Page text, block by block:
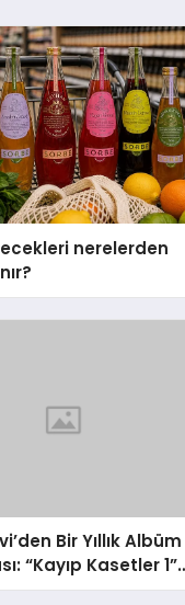
nerelerden
Bir Yıllık Albüm
“Kayıp Kasetler 1”
Çıktı